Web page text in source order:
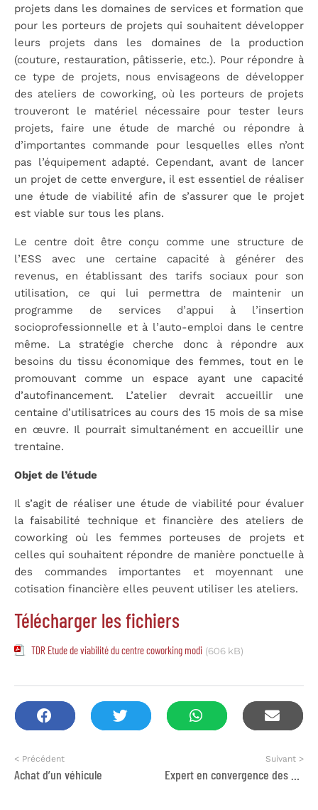
projets dans les domaines de services et formation que
pour les porteurs de projets qui souhaitent développer
leurs projets dans les domaines de la production
(couture, restauration, pâtisserie, etc.). Pour répondre à
ce type de projets, nous envisageons de développer
des ateliers de coworking, où les porteurs de projets
trouveront le matériel nécessaire pour tester leurs
projets, faire une étude de marché ou répondre à
d’importantes commande pour lesquelles elles n’ont
pas l’équipement adapté. Cependant, avant de lancer
un projet de cette envergure, il est essentiel de réaliser
une étude de viabilité afin de s’assurer que le projet
est viable sur tous les plans.
Le centre doit être conçu comme une structure de
l’ESS avec une certaine capacité à générer des
revenus, en établissant des tarifs sociaux pour son
utilisation, ce qui lui permettra de maintenir un
programme de services d’appui à l’insertion
socioprofessionnelle et à l’auto-emploi dans le centre
même. La stratégie cherche donc à répondre aux
besoins du tissu économique des femmes, tout en le
promouvant comme un espace ayant une capacité
d’autofinancement. L’atelier devrait accueillir une
centaine d’utilisatrices au cours des 15 mois de sa mise
en œuvre. Il pourrait simultanément en accueillir une
trentaine.
Objet de l’étude
Il s’agit de réaliser une étude de viabilité pour évaluer
la faisabilité technique et financière des ateliers de
coworking où les femmes porteuses de projets et
celles qui souhaitent répondre de manière ponctuelle à
des commandes importantes et moyennant une
cotisation financière elles peuvent utiliser les ateliers.
Télécharger les fichiers
TDR Etude de viabilité du centre coworking modi (606 kB)
< Précédent
Achat d’un véhicule
Suivant >